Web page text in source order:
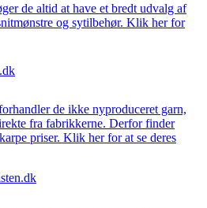
de altid at have et bredt udvalg af
og sytilbehør. Klik her for
de ikke nyproduceret garn,
fra fabrikkerne. Derfor finder
priser. Klik her for at se deres